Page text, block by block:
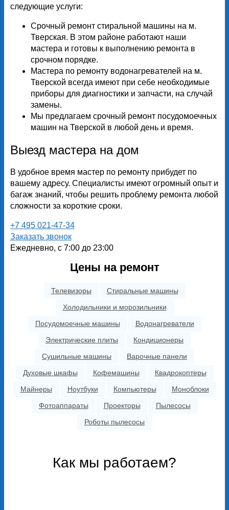
следующие услуги:
Срочный ремонт стиральной машины на м.
Тверская. В этом районе работают наши
мастера и готовы к выполнению ремонта в
срочном порядке.
Мастера по ремонту водонагревателей на м.
Тверской всегда имеют при себе необходимые
приборы для диагностики и запчасти, на случай
замены.
Мы предлагаем срочный ремонт посудомоечных
машин на Тверской в любой день и время.
Выезд мастера на дом
В удобное время мастер по ремонту прибудет по
вашему адресу. Специалисты имеют огромный опыт и
багаж знаний, чтобы решить проблему ремонта любой
сложности за короткие сроки.
+7 495 021-47-34
Заказать звонок
Ежедневно, с 7:00 до 23:00
Цены на ремонт
Телевизоры
Стиральные машины
Холодильники и морозильники
Посудомоечные машины
Водонагреватели
Электрические плиты
Кондиционеры
Сушильные машины
Варочные панели
Духовые шкафы
Кофемашины
Квадрокоптеры
Майнеры
Ноутбуки Компьютеры
Моноблоки
Фотоаппараты
Проекторы
Пылесосы
Роботы пылесосы
Как мы работаем?